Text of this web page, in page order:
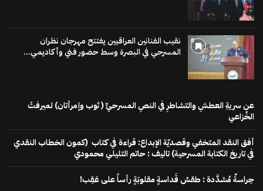
نقيب الفنانين العراقيين يفتتح مهرجان نظران
المسرحي في البصرة وسط حضور فني وأكاديمي...
عن سريةِ العطشِ والتشاطرِ في النصِ المسرحيِّ ( ثوب وإمرأتان) لميرفتْ
الخُزاعي
أفق النقد المتخفي وقصديّة الإبداع: قراءة في كتاب (كمون الخطاب النقدي
في تاريخ الكتابة المسرحية) تاليف : حاتم التليلي محمودي
حِراسةٌ مُشدَّدة : طقسُ قَداسةٍ مقلوبَةٍ رأساً على عَقِب!